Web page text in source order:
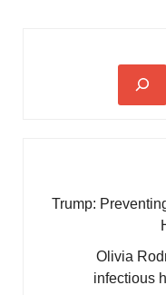
Trump:
Olivia
infectious